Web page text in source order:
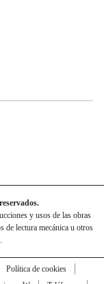
y usos de las obras
de lectura mecánica u otros
Política de cookies